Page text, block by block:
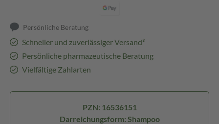
Persönliche Beratung
Schneller und zuverlässiger Versand³
Persönliche pharmazeutische Beratung
Vielfältige Zahlarten
PZN: 16536151
Darreichungsform: Shampoo